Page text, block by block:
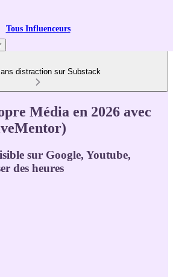
Tous Influenceurs
distraction sur Substack
Média en 2026 avec
sur Google, Youtube,
des heures